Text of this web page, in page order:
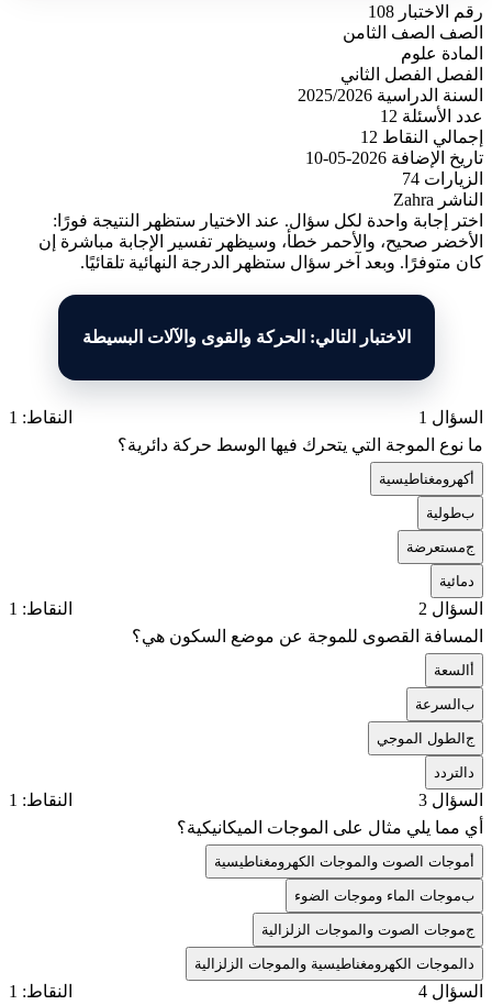
رقم الاختبار 108
الصف
الصف الثامن
المادة
علوم
الفصل
الفصل الثاني
السنة الدراسية 2025/2026
عدد الأسئلة 12
إجمالي النقاط 12
تاريخ الإضافة 2026-05-10
الزيارات 74
الناشر Zahra
اختر إجابة واحدة لكل سؤال. عند الاختيار ستظهر النتيجة فورًا:
الأخضر صحيح، والأحمر خطأ، وسيظهر تفسير الإجابة مباشرة إن
كان متوفرًا. وبعد آخر سؤال ستظهر الدرجة النهائية تلقائيًا.
الاختبار التالي: الحركة والقوى والآلات البسيطة
السؤال 1
النقاط: 1
ما نوع الموجة التي يتحرك فيها الوسط حركة دائرية؟
كهرومغناطيسية
بطولية
جمستعرضة
مائية
السؤال 2
النقاط: 1
المسافة القصوى للموجة عن موضع السكون هي؟
السعة
بالسرعة
جالطول الموجي
التردد
السؤال 3
النقاط: 1
أي مما يلي مثال على الموجات الميكانيكية؟
موجات الصوت والموجات الكهرومغناطيسية
بموجات الماء وموجات الضوء
جموجات الصوت والموجات الزلزالية
الموجات الكهرومغناطيسية والموجات الزلزالية
السؤال 4 النقاط: 1